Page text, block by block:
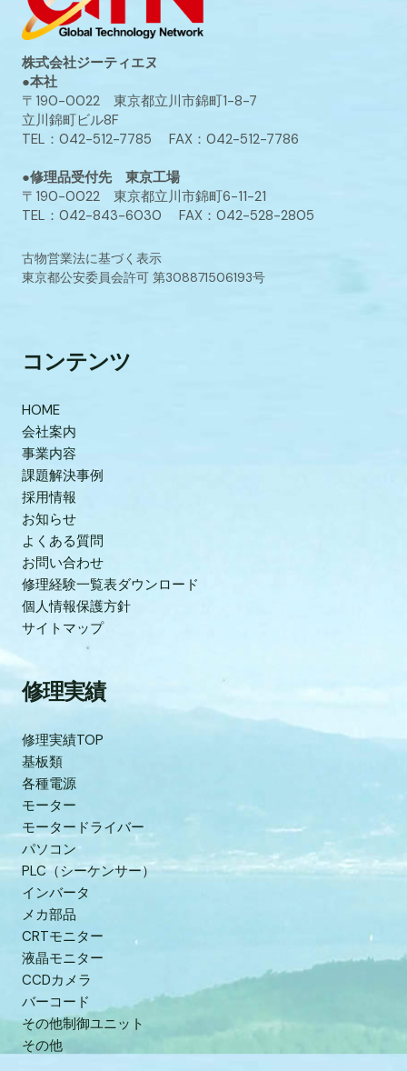
株式会社ジーティエヌ
●本社
〒190-0022 東京都立川市錦町1-8-7
立川錦町ビル8F
TEL：042-512-7785 FAX：042-512-7786
●修理品受付先 東京工場
〒190-0022 東京都立川市錦町6-11-21
TEL：042-843-6030 FAX：042-528-2805
古物営業法に基づく表示
東京都公安委員会許可 第308871506193号
コンテンツ
HOME
会社案内
事業内容
課題解決事例
採用情報
お知らせ
よくある質問
お問い合わせ
修理経験一覧表ダウンロード
個人情報保護方針
サイトマップ
修理実績
修理実績TOP
基板類
各種電源
モーター
モータードライバー
パソコン
PLC（シーケンサー）
インバータ
メカ部品
CRTモニター
液晶モニター
CCDカメラ
バーコード
その他制御ユニット
その他